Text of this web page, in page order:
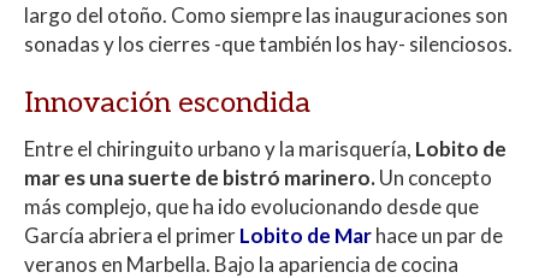
largo del otoño. Como siempre las inauguraciones son
sonadas y los cierres -que también los hay- silenciosos.
Innovación escondida
Entre el chiringuito urbano y la marisquería, Lobito de
mar es una suerte de bistró marinero.Un concepto
más complejo, que ha ido evolucionando desde que
García abriera el primerLobito de Marhace un par de
veranos en Marbella. Bajo la apariencia de cocina